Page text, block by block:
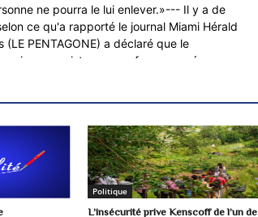
ne pourra le lui enlever.»--- Il y a de
ce qu'a rapporté le journal Miami Hérald
PENTAGONE) a déclaré que le
une assistance aux forces armées
été contraint il y a deux (2) ans de remettre
de Jovenel Moïse et l’obtention
a écrit le journal Miami Herald.---
du 7 février 1991 au 30 septembre 1991,
Il y avait un début d'amélioration, donc
Nouvelliste du 24 novembre 2009 écrit : «
présidence de la République en février
Politique
L’insécurité prive Kenscoff de l’un de